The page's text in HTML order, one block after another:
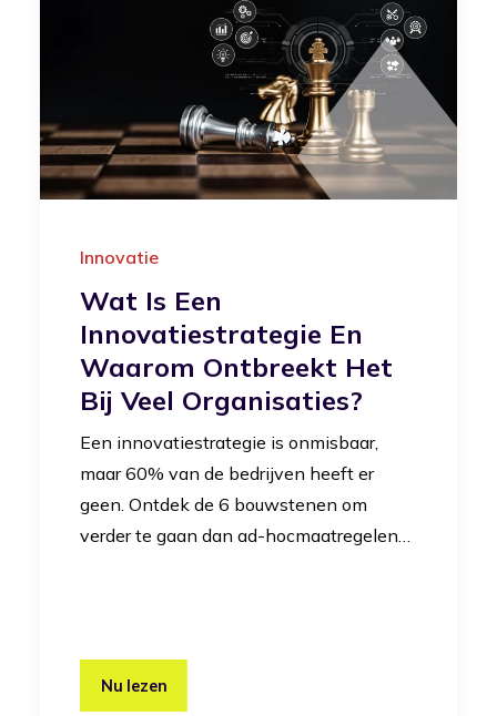
Innovatie
Wat Is Een
Innovatiestrategie En
Waarom Ontbreekt Het
Bij Veel Organisaties?
Een innovatiestrategie is onmisbaar,
maar 60% van de bedrijven heeft er
geen. Ontdek de 6 bouwstenen om
verder te gaan dan ad-hocmaatregelen…
Nu lezen